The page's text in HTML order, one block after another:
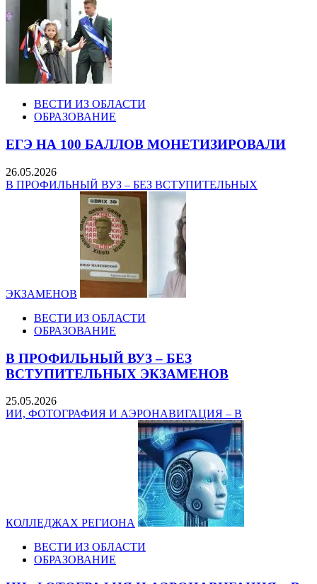
ВЕСТИ ИЗ ОБЛАСТИ
ОБРАЗОВАНИЕ
ЕГЭ НА 100 БАЛЛОВ МОНЕТИЗИРОВАЛИ
26.05.2026
В ПРОФИЛЬНЫЙ ВУЗ – БЕЗ ВСТУПИТЕЛЬНЫХ
ЭКЗАМЕНОВ
ВЕСТИ ИЗ ОБЛАСТИ
ОБРАЗОВАНИЕ
В ПРОФИЛЬНЫЙ ВУЗ – БЕЗ
ВСТУПИТЕЛЬНЫХ ЭКЗАМЕНОВ
25.05.2026
ИИ, ФОТОГРАФИЯ И АЭРОНАВИГАЦИЯ – В
КОЛЛЕДЖАХ РЕГИОНА
ВЕСТИ ИЗ ОБЛАСТИ
ОБРАЗОВАНИЕ